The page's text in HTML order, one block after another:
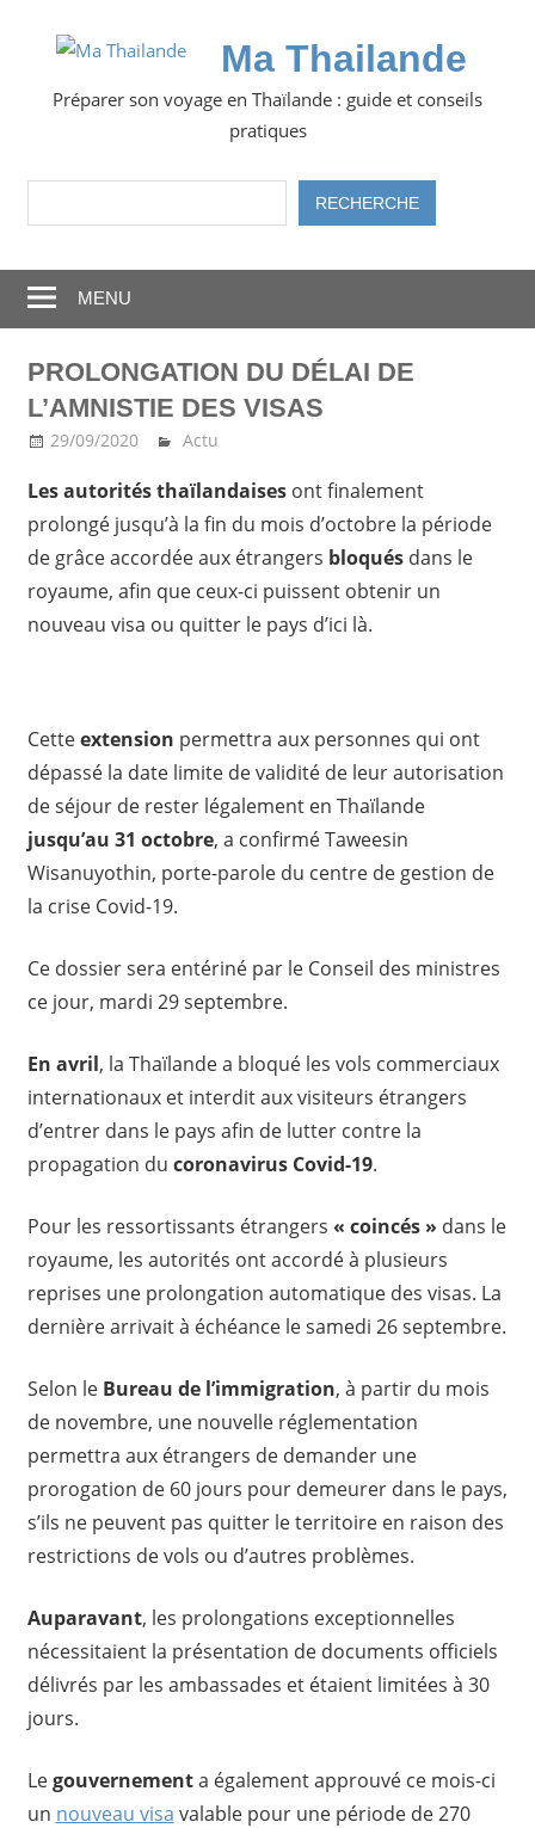
Ma Thailande
Préparer son voyage en Thaïlande : guide et conseils
pratiques
RechercherRECHERCHE
MENU
PROLONGATION DU DÉLAI DE
L’AMNISTIE DES VISAS
29/09/2020 Ma Thailande
Actu
Les autorités thaïlandaisesont finalement
prolongé jusqu’à la fin du mois d’octobre la période
de grâce accordée aux étrangers bloquésdans le
royaume, afin que ceux-ci puissent obtenir un
nouveau visa ou quitter le pays d’ici là.
Cetteextension permettra aux personnes qui ont
dépassé la date limite de validité de leur autorisation
de séjour de rester légalement en Thaïlande
jusqu’au 31 octobre, a confirmé Taweesin
Wisanuyothin, porte-parole du centre de gestion de
la crise Covid-19.
Ce dossier sera entériné par le Conseil des ministres
ce jour, mardi 29 septembre.
En avril, la Thaïlande a bloqué les vols commerciaux
internationaux et interdit aux visiteurs étrangers
d’entrer dans le pays afin de lutter contre la
propagation du coronavirus Covid-19.
Pour les ressortissants étrangers « coincés » dans le
royaume, les autorités ont accordé à plusieurs
reprises une prolongation automatique des visas. La
dernière arrivait à échéance le samedi 26 septembre.
Selon le Bureau de l’immigration, à partir du mois
de novembre, une nouvelle réglementation
permettra aux étrangers de demander une
prorogation de 60 jours pour demeurer dans le pays,
s’ils ne peuvent pas quitter le territoire en raison des
restrictions de vols ou d’autres problèmes.
Auparavant, les prolongations exceptionnelles
nécessitaient la présentation de documents officiels
délivrés par les ambassades et étaient limitées à 30
jours.
Legouvernementa également approuvé ce mois-ci
un nouveau visa valable pour une période de 270